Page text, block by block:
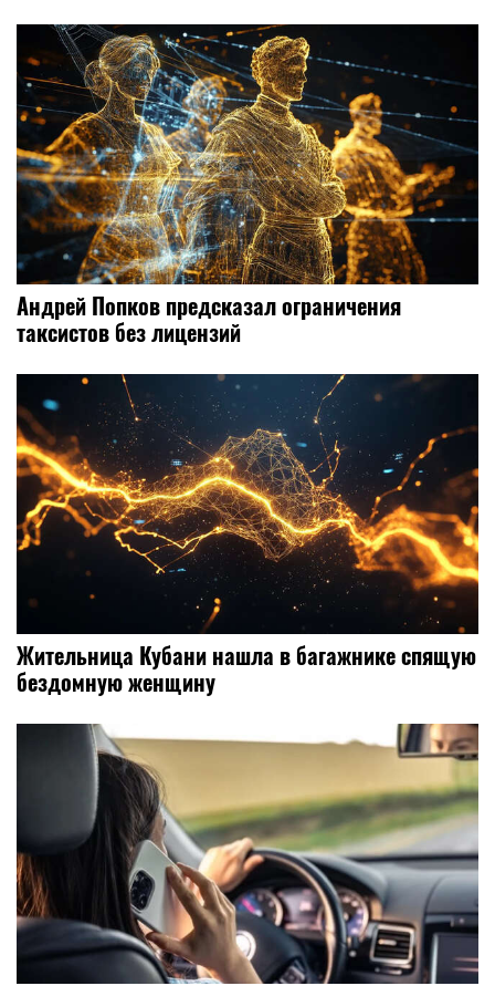
Андрей Попков предсказал ограничения
таксистов без лицензий
Жительница Кубани нашла в багажнике спящую
бездомную женщину